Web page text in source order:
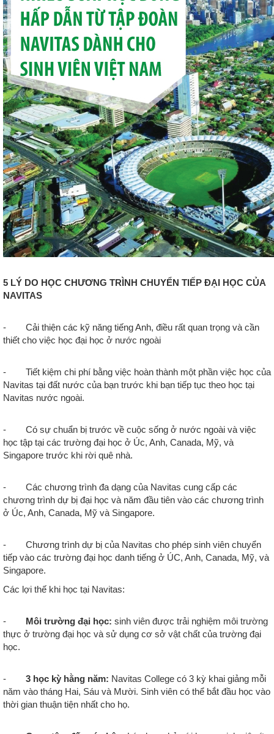
5 LÝ DO HỌC CHƯƠNG TRÌNH CHUYỂN TIẾP ĐẠI HỌC CỦA
NAVITAS
- Cải thiện các kỹ năng tiếng Anh, điều rất quan trọng và cần
thiết cho việc học đại học ở nước ngoài
- Tiết kiệm chi phí bằng việc hoàn thành một phần việc học của
Navitas tại đất nước của bạn trước khi bạn tiếp tục theo học tại
Navitas nước ngoài.
- Có sự chuẩn bị trước về cuộc sống ở nước ngoài và việc
học tập tại các trường đại học ở Úc, Anh, Canada, Mỹ, và
Singapore trước khi rời quê nhà.
- Các chương trình đa dạng của Navitas cung cấp các
chương trình dự bị đại học và năm đầu tiên vào các chương trình
ở Úc, Anh, Canada, Mỹ và Singapore.
- Chương trình dự bị của Navitas cho phép sinh viên chuyển
tiếp vào các trường đại học danh tiếng ở ÚC, Anh, Canada, Mỹ, và
Singapore.
Các lợi thế khi học tại Navitas:
- Môi trường đại học: sinh viên được trải nghiệm môi trường
thực ở trường đại học và sử dụng cơ sở vật chất của trường đại
học.
- 3 học kỳ hằng năm: Navitas College có 3 kỳ khai giảng mỗi
năm vào tháng Hai, Sáu và Mười. Sinh viên có thể bắt đầu học vào
thời gian thuận tiện nhất cho họ.